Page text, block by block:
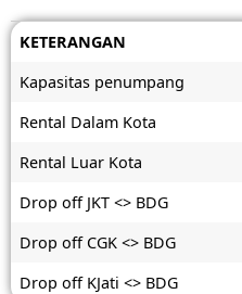
KETERANGAN
Kapasitas penumpang
Rental Dalam Kota
Rental Luar Kota
Drop off JKT <> BDG
Drop off CGK <> BDG
Drop off KJati <> BDG